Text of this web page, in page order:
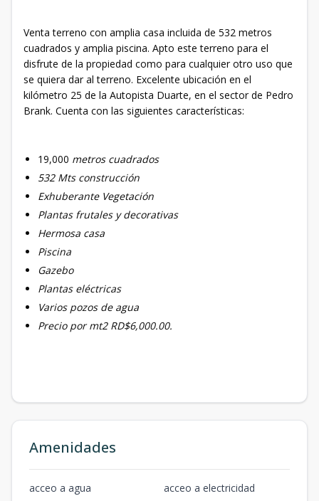
Venta terreno con amplia casa incluida de 532 metros
cuadrados y amplia piscina. Apto este terreno para el
disfrute de la propiedad como para cualquier otro uso que
se quiera dar al terreno. Excelente ubicación en el
kilómetro 25 de la Autopista Duarte, en el sector de Pedro
Brank. Cuenta con las siguientes características:
19,000 metros cuadrados
532 Mts construcción
Exhuberante Vegetación
Plantas frutales y decorativas
Hermosa casa
Piscina
Gazebo
Plantas eléctricas
Varios pozos de agua
Precio por mt2 RD$6,000.00.
Amenidades
acceo a agua
acceo a electricidad